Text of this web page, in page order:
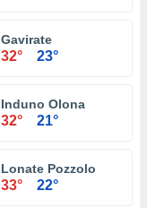
Gavirate
32° 23°
Induno Olona
32° 21°
Lonate Pozzolo
33° 22°